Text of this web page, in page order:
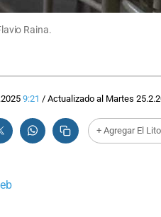
Raina.
9:21 / Actualizado al Martes
+ Agregar El